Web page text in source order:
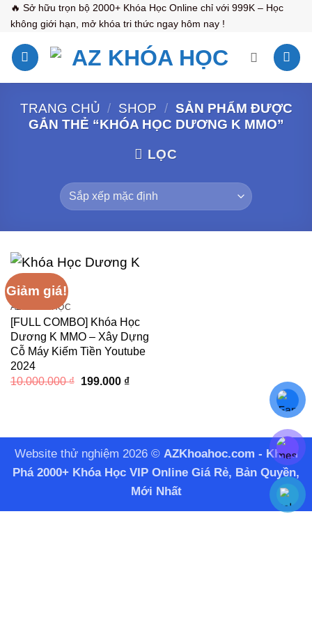
Bỏ
qua
nội
dung
🔥 Sở hữu trọn bộ 2000+ Khóa Học Online chỉ với 999K – Học
không giới hạn, mở khóa tri thức ngay hôm nay !
TRANG CHỦ / SHOP / SẢN PHẨM ĐƯỢC
GẮN THẺ “KHÓA HỌC DƯƠNG K MMO”
LỌC
Giảm giá!
AZ KHÓA HỌC
[FULL COMBO] Khóa Học
Dương K MMO – Xây Dựng
Cỗ Máy Kiếm Tiền Youtube
2024
10.000.000₫ Giá
199.000 ₫Giá
Website thử nghiệm 2026 © AZKhoahoc.com - Khám
Phá 2000+ Khóa Học VIP Online Giá Rẻ, Bản Quyền,
Mới Nhất